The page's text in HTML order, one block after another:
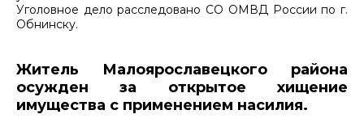
Уголовное дело расследовано СО ОМВД России по г.
Обнинску.
Житель Малоярославецкого района
осужден за открытое хищение
имущества с применением насилия.